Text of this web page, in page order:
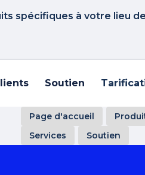
spécifiques à votre lieu
Soutien
Page d'accueil
Services
Soutien